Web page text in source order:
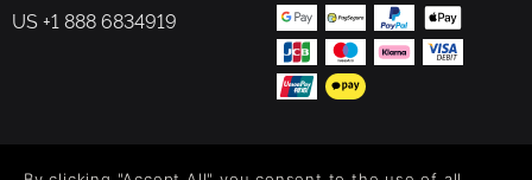
US +1 888 6834919